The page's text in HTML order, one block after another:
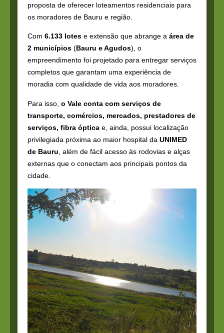
proposta de oferecer loteamentos residenciais para
os moradores de Bauru e região.
Com 6.133 lotes e extensão que abrange a área de
2 municípios (Bauru e Agudos), o
empreendimento foi projetado para entregar serviços
completos que garantam uma experiência de
moradia com qualidade de vida aos moradores.
Para isso, o Vale conta com serviços de
transporte, comércios, mercados, prestadores de
serviços, fibra óptica e, ainda, possui localização
privilegiada próxima ao maior hospital da UNIMED
de Bauru , além de fácil acesso às rodovias e alças
externas que o conectam aos principais pontos da
cidade.